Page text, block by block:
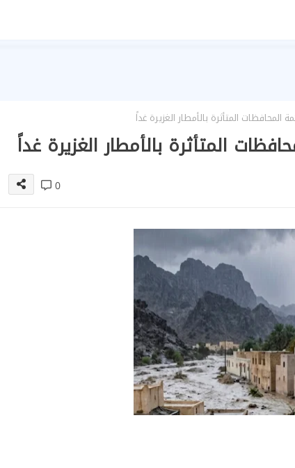
المتأثرة بالأمطار الغزيرة غداً
المتأثرة بالأمطار الغزيرة غداً
0